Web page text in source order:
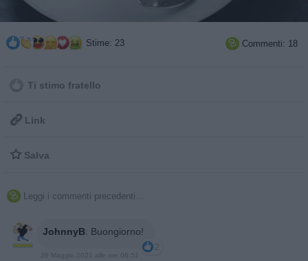
Stime: 23  Commenti: 18
Ti stimo fratello
 Link
 Salva
 Leggi i commenti precedenti...
JohnnyB: Buongiorno!
2
26 Maggio 2021 alle ore 06:51